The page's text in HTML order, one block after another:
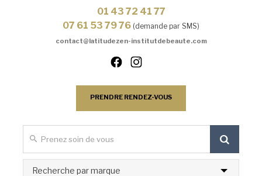
01 43 72 41 77
07 61 53 79 76 (demande par SMS)
contact@latitudezen-institutdebeaute.com
PRENDRE RENDEZ-VOUS
Recherche par marque